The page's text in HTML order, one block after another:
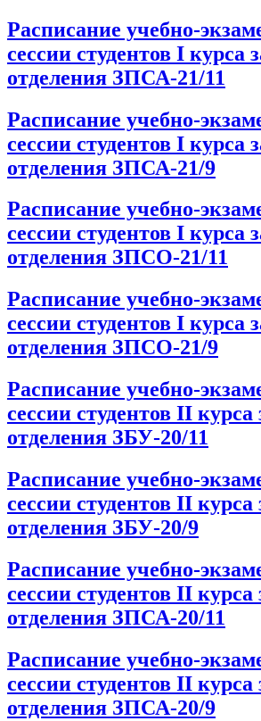
Расписание учебно-
сессии студентов I курса
отделения ЗПСА-21/11
Расписание учебно-
сессии студентов I курса
отделения ЗПСА-21/9
Расписание учебно-
сессии студентов I курса
отделения ЗПСО-21/11
Расписание учебно-
сессии студентов I курса
отделения ЗПСО-21/9
Расписание учебно-
сессии студентов II курса
отделения ЗБУ-20/11
Расписание учебно-
сессии студентов II курса
отделения ЗБУ-20/9
Расписание учебно-
сессии студентов II курса
отделения ЗПСА-20/11
Расписание учебно-
сессии студентов II курса
отделения ЗПСА-20/9